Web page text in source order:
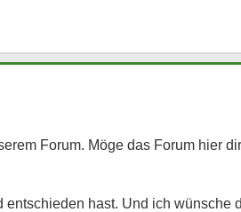
Forum. Möge das Forum hier
entschieden hast. Und ich wünsche